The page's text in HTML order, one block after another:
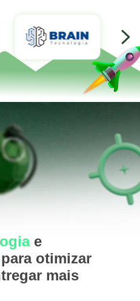
e
para otimizar
mais